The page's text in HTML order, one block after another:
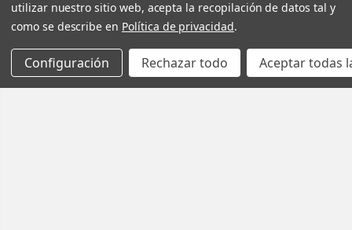
utilizar nuestro sitio web, acepta la recopilación de datos tal y
como se describe en Política de privacidad.
Configuración Rechazar todo Aceptar todas